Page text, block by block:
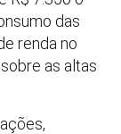
das
renda no
as altas